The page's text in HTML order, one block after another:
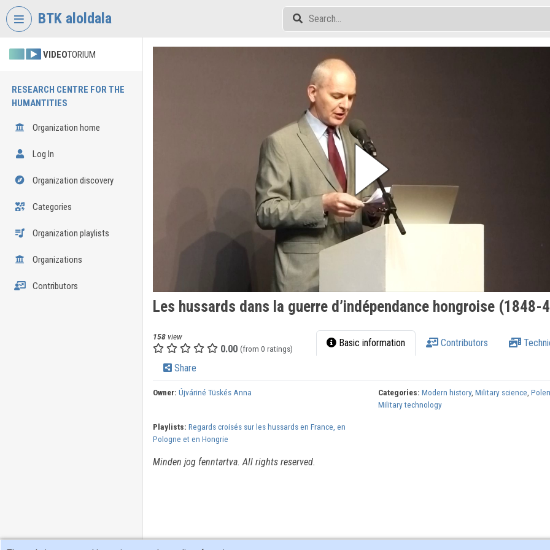
Skip header
BTK aloldala
VIDEOTORIUM
RESEARCH CENTRE FOR THE
HUMANTITIES
Organization home
Log In
Organization discovery
Categories
Organization playlists
Organizations
Contributors
Les hussards dans la guerre d’indépendance hongroise (1848-
158view
0.00 (from 0 ratings) Basic information Contributors
Share
Owner: Újváriné Tüskés Anna Categories: Modern history,Military science,
Military technology
Playlists: Regards croisés sur les hussards en France, en
Pologne et en Hongrie
Minden jog fenntartva. All rights reserved.